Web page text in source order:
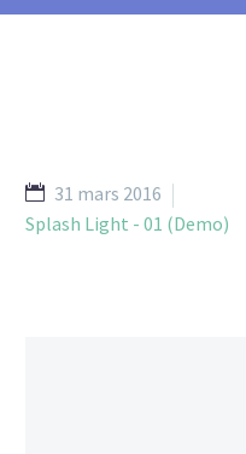
31 mars 2016
Splash Light - 01 (Demo)